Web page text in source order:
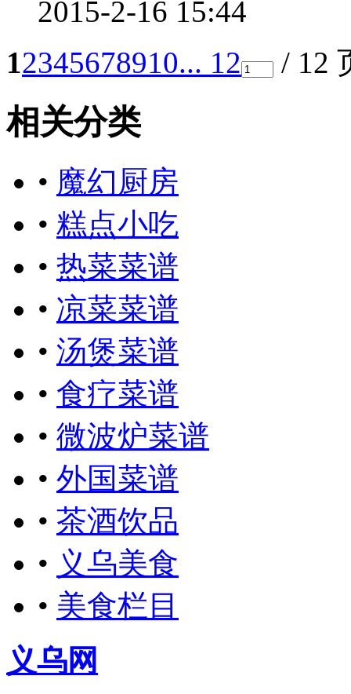
2015-2-16 15:44
12345678910... 12 / 12
相关分类
• 魔幻厨房
• 糕点小吃
• 热菜菜谱
• 凉菜菜谱
• 汤煲菜谱
• 食疗菜谱
• 微波炉菜谱
• 外国菜谱
• 茶酒饮品
• 义乌美食
• 美食栏目
义乌网